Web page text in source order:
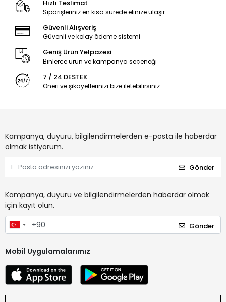
Hızlı Teslimat
Siparişleriniz en kısa sürede elinize ulaşır.
Güvenli Alışveriş
Güvenli ve kolay ödeme sistemi
Geniş Ürün Yelpazesi
Binlerce ürün ve kampanya seçeneği
7 / 24 DESTEK
Öneri ve şikayetlerinizi bize iletebilirsiniz.
Kampanya, duyuru, bilgilendirmelerden e-posta ile haberdar
olmak istiyorum.
Gönder
Kampanya, duyuru ve bilgilendirmelerden haberdar olmak
için kayıt olun.
Gönder
Mobil Uygulamalarımız